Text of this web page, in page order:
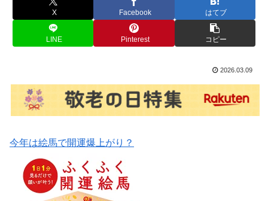
X Facebook はてブ
LINE Pinterest コピー
2026.03.09
今年は絵馬で開運爆上がり？